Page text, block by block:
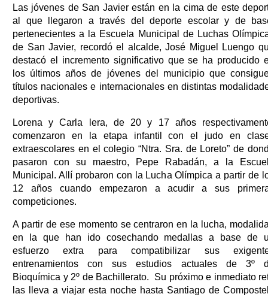
Las jóvenes de San Javier están en la cima de este
al que llegaron a través del deporte escolar y de
pertenecientes a la Escuela Municipal de Luchas
de San Javier, recordó el alcalde, José Miguel Luengo
destacó el incremento significativo que se ha producido
los últimos años de jóvenes del municipio que
títulos nacionales e internacionales en distintas
deportivas.
Lorena y Carla lera, de 20 y 17 años
comenzaron en la etapa infantil con el judo en
extraescolares en el colegio “Ntra. Sra. de Loreto” de
pasaron con su maestro, Pepe Rabadán, a la
Municipal. Allí probaron con la Lucha Olímpica a partir de
12 años cuando empezaron a acudir a sus
competiciones.
A partir de ese momento se centraron en la lucha,
en la que han ido cosechando medallas a base de
esfuerzo extra para compatibilizar sus
entrenamientos con sus estudios actuales de 3º
Bioquímica y 2º de Bachillerato. Su próximo e inmediato
las lleva a viajar esta noche hasta Santiago de